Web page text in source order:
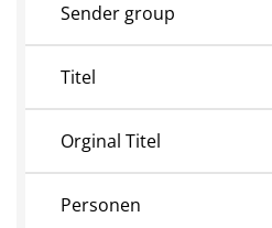
Sender group
Titel
Orginal Titel
Personen